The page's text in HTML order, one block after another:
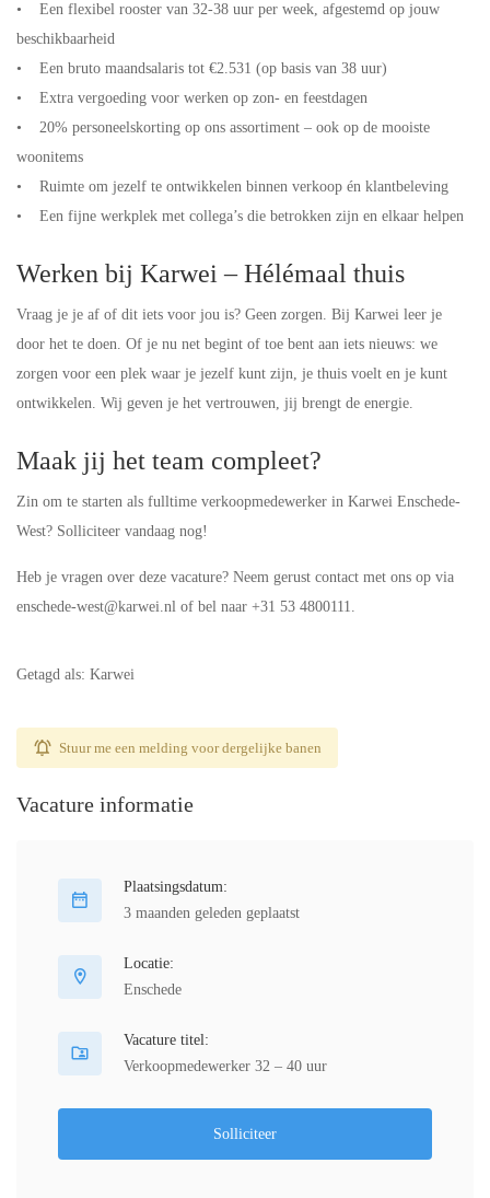
• Een flexibel rooster van 32-38 uur per week, afgestemd op jouw
beschikbaarheid
• Een bruto maandsalaris tot €2.531 (op basis van 38 uur)
• Extra vergoeding voor werken op zon- en feestdagen
• 20% personeelskorting op ons assortiment – ook op de mooiste
woonitems
• Ruimte om jezelf te ontwikkelen binnen verkoop én klantbeleving
• Een fijne werkplek met collega’s die betrokken zijn en elkaar helpen
Werken bij Karwei – Hélémaal thuis
Vraag je je af of dit iets voor jou is? Geen zorgen. Bij Karwei leer je
door het te doen. Of je nu net begint of toe bent aan iets nieuws: we
zorgen voor een plek waar je jezelf kunt zijn, je thuis voelt en je kunt
ontwikkelen. Wij geven je het vertrouwen, jij brengt de energie.
Maak jij het team compleet?
Zin om te starten als fulltime verkoopmedewerker in Karwei Enschede-
West? Solliciteer vandaag nog!
Heb je vragen over deze vacature? Neem gerust contact met ons op via
enschede-west@karwei.nl of bel naar +31 53 4800111.
Getagd als: Karwei
Stuur me een melding voor dergelijke banen
Vacature informatie
Plaatsingsdatum:
3 maanden geleden geplaatst
Locatie:
Enschede
Vacature titel:
Verkoopmedewerker 32 – 40 uur
Solliciteer